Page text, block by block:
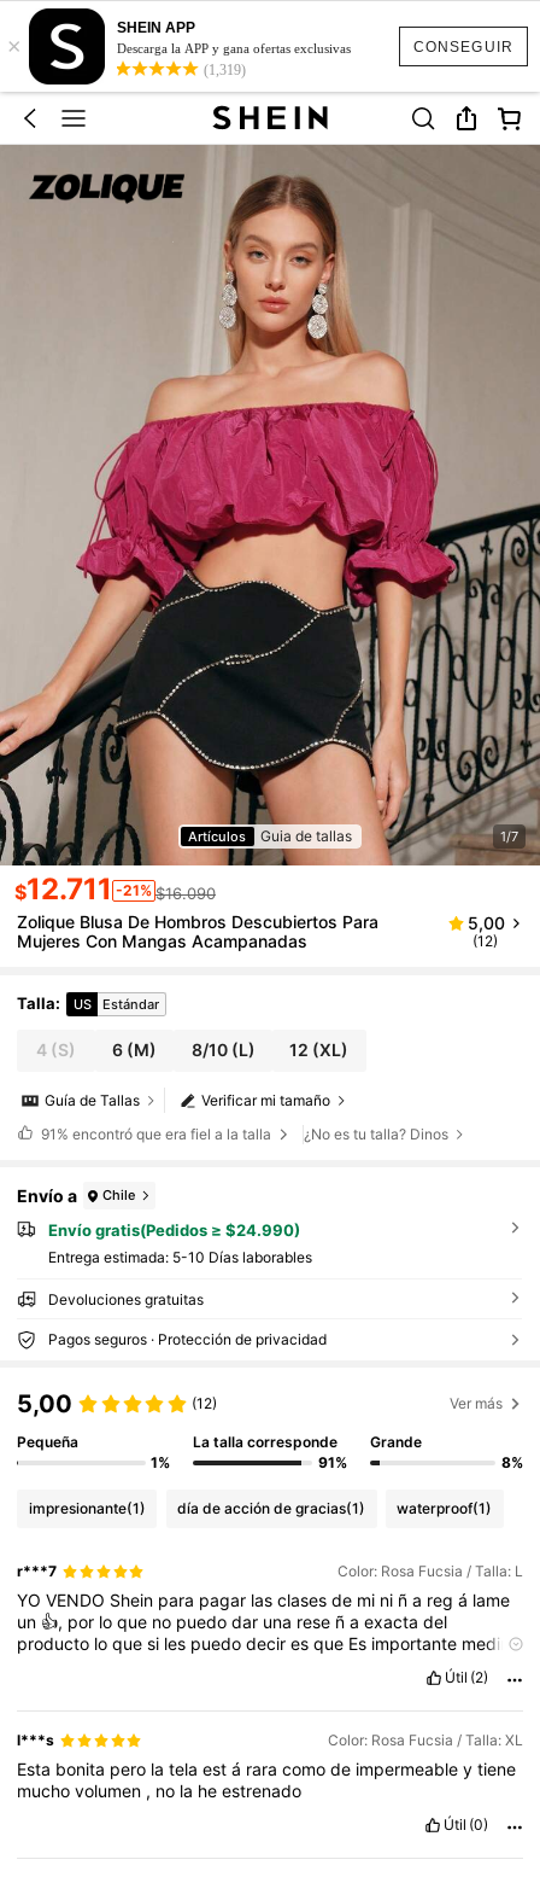
CONSEGUIR
×
SHEIN APP
Descarga la APP y gana ofertas exclusivas
(1,319)
Artículos Guia de tallas 1/7
$12.711 -21% $16.090
Zolique Blusa De Hombros Descubiertos Para
Mujeres Con Mangas Acampanadas
5,00
(12)
Talla: US Estándar
4 (S) 6 (M) 8/10(L) 12 (XL)
Verificar mi tamaño
Guía de Tallas
91% encontró que era fiel a la talla ¿No es tu talla? Dinos
Envío a Chile
Envío gratis(Pedidos ≥ $24.990)
Entrega estimada: 5-10 Días laborables
Devoluciones gratuitas
Pagos seguros · Protección de privacidad
5,00 (12) Ver más
Pequeña
1%
La talla corresponde
91%
Grande
8%
impresionante(1) día de acción de gracias(1) waterproof(1)
r***7 Color: Rosa Fucsia / Talla: L
YOVENDO Shein para pagar lasclasesde mi ni ña regá lame
un 👍, por loque no puedodar una rese ñaexactadel
producto loquesi les puedodeciresque Es importante medirte
de
comprar .Y tambi
énesimportantechecarlaelasticidaddelatelaqueteindican
encada prenda correctamente latalla. En cuantoa
la
calidadTodo lafoto sindudame
encantala calidad ymisCLIENTASTAMBI ÉNylosdiseños
1000%Recomendadostodo
Bonitooooooooooooooooooooooooooooooooooooooooooo!!!
Útil (2)
l***s Color: Rosa Fucsia / Talla: XL
Esta bonita pero latelaestá raracomode impermeableytiene
muchovolumen , no la heestrenado
Útil (0)